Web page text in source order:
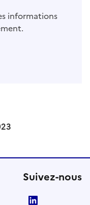
informations
Suivez-nous